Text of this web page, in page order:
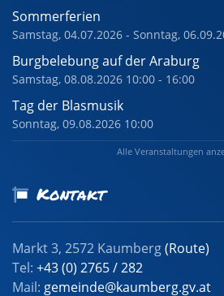
Sommerferien
Samstag, 04.07.2026 - Sonntag,
Burgbelebung auf der Araburg
Samstag, 08.08.2026 10:00 - 16:00
Tag der Blasmusik
Sonntag, 09.08.2026 10:00
Alle Veranstaltungen
Kontakt
Markt 3, 2572 Kaumberg(Route)
Tel: +43 (0) 2765 / 282
Mail: gemeinde@kaumberg.gv.at